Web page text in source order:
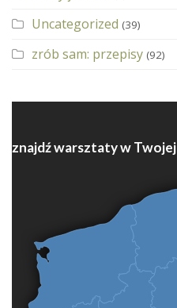
Uncategorized (39)
zrób sam: przepisy (92)
znajdź warsztaty w